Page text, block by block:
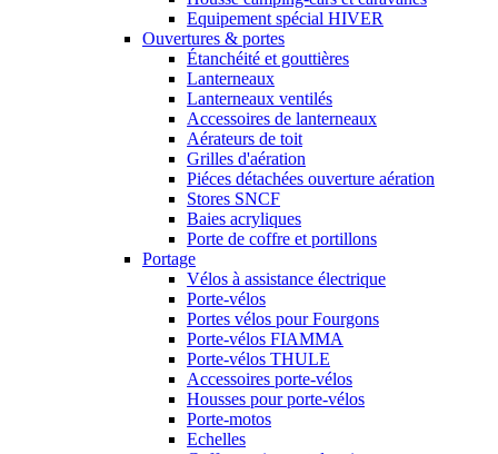
Equipement spécial HIVER
Ouvertures & portes
Étanchéité et gouttières
Lanterneaux
Lanterneaux ventilés
Accessoires de lanterneaux
Aérateurs de toit
Grilles d'aération
Piéces détachées ouverture aération
Stores SNCF
Baies acryliques
Porte de coffre et portillons
Portage
Vélos à assistance électrique
Porte-vélos
Portes vélos pour Fourgons
Porte-vélos FIAMMA
Porte-vélos THULE
Accessoires porte-vélos
Housses pour porte-vélos
Porte-motos
Echelles